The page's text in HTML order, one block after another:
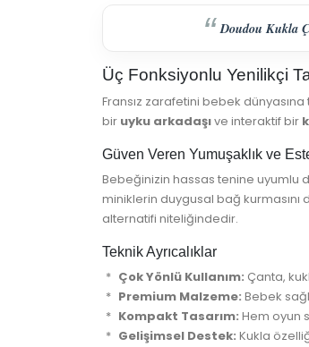
Doudou Kukla
Üç Fonksiyonlu Yenilikçi
Fransız zarafetini bebek
bir uyku arkadaşıve interaktif bir
Güven Veren Yumuşaklık ve
Bebeğinizin hassas tenine uyumlu
miniklerin duygusal bağ
alternatifi niteliğindedir.
Teknik Ayrıcalıklar
Çok Yönlü Kullanım: Çanta,
Premium Malzeme: Bebek
Kompakt Tasarım: Hem oyun
Gelişimsel Destek: Kukla